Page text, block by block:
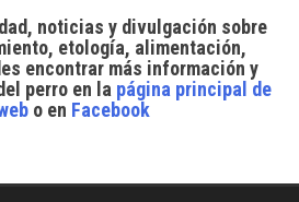
noticias y divulgación sobre
etología, alimentación,
encontrar más información y
perroen la página principal de
o en Facebook